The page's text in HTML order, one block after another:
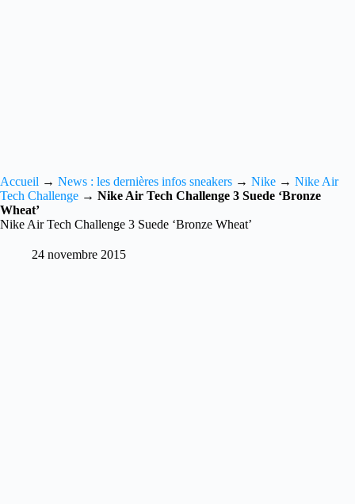
Accueil → News : les dernières infos sneakers → Nike → Nike Air
Tech Challenge → Nike Air Tech Challenge 3 Suede ‘Bronze
Wheat’
Nike Air Tech Challenge 3 Suede ‘Bronze Wheat’
24 novembre 2015